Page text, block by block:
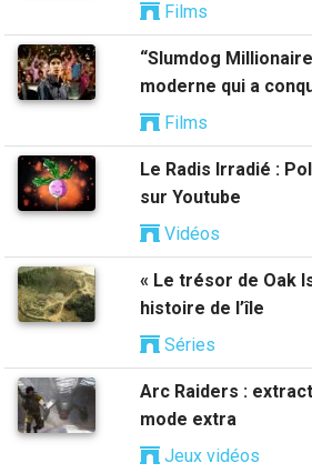
Films
“Slumdog
moderne qui a
Films
Le Radis Irradié :
sur Youtube
Vidéos
« Le trésor de Oak
histoire de l’île
Séries
Arc Raiders :
mode extra
Jeux vidéos